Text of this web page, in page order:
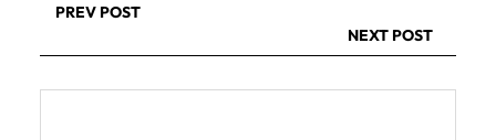
PREV POST
NEXT POST